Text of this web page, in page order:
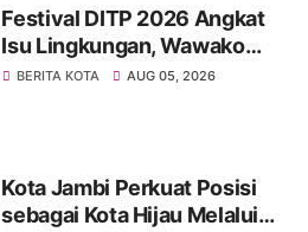
Festival DITP 2026 Angkat
Isu Lingkungan, Wawako
Diza Apresiasi Karya
BERITA KOTA AUG 05, 2026
Kota Jambi Perkuat Posisi
sebagai Kota Hijau Melalui